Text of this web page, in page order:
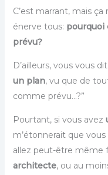
C’est marrant, mais
énerve tous: pourquoi
prévu?
D’ailleurs, vous vous
un plan, vu que de
comme prévu…?”
Pourtant, si vous avez
m’étonnerait que
allez peut-être même
architecte, ou au